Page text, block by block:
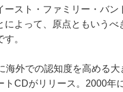
スト・ファミリー・バン
によって、原点ともいう
。
海外での認知度を高める
トCDがリリース。2000年